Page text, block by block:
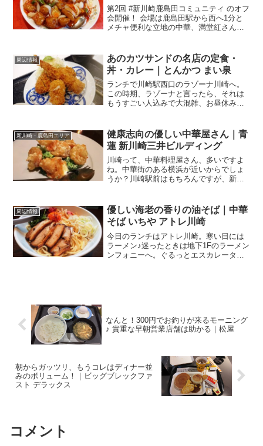
第2回 #新川崎鹿島田コミュニティ のオフ
会開催！ 会場は鹿島田駅から西へ1分と
メチャ便利な立地の中華、満堂紅さん。
様、ありがとうございました～。第2回オ
フ、開催！川崎か...
周辺情報
あのカツサンドの名店の定食・
丼・カレー｜とんかつ まい泉
ランチで川崎駅西口のラゾーナ川崎へ。
この時期、ラゾーナと言ったら、それは
もうすごい人込みで大混雑、お昼休みに
ナウィルス感染症の影響で12時過ぎに行
っても席探しに苦労しな...
新川崎・鹿島田エリア
健康志向の優しい中華屋さん｜青
蓮 新川崎三井ビルディング
川崎って、中華料理屋さん、多いですよ
ね。中華街のある横浜が近いからでしょ
うか？川崎駅前はもちろんですが、新川
崎駅・鹿島田駅周辺の中華って、パッと
思いつくだけで．．． 角...
周辺情報
優しい海老の香りの油そば｜中華
そば いちや アトレ川崎
今日のランチはアトレ川崎。寒い日には
ラーメン♪迷ったときは地下1Fのラーメン
ンフォニーへ。ぐるっとエスカレーター
なんと！300円でお釣りが来るモーニング
♪ 貴重な早朝営業店舗は助かる｜松屋
朝からガッツリ、もうコレはディナー並
みのボリューム！｜ビッグブレックファ
スト デラックス
コメント